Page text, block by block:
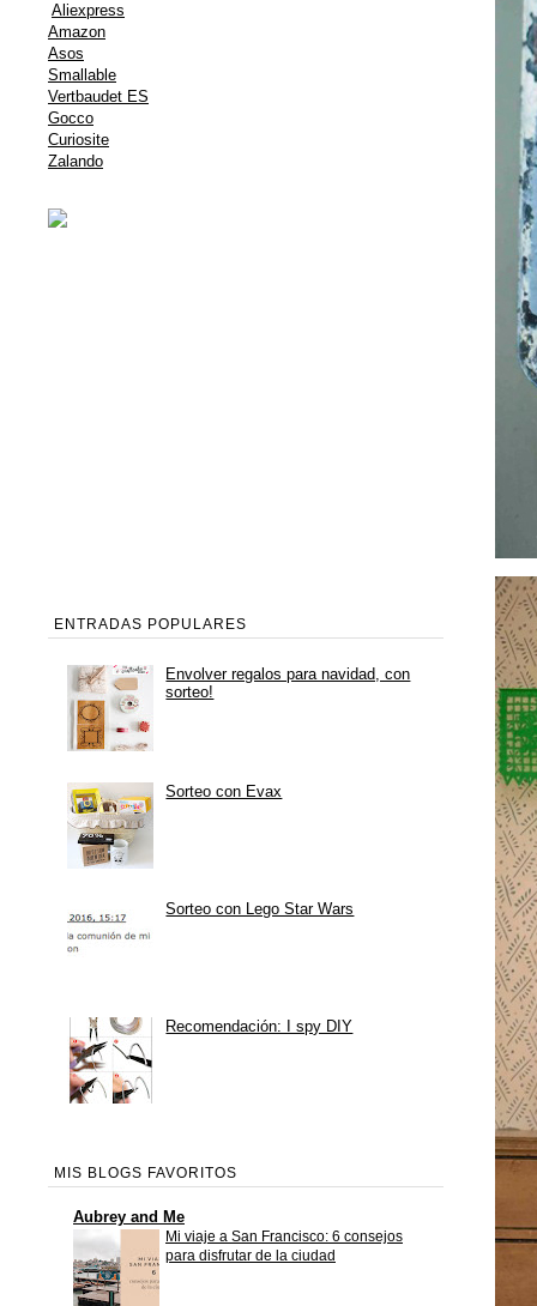
Aliexpress
Amazon
Asos
Smallable
Vertbaudet ES
Gocco
Curiosite
Zalando
ENTRADAS POPULARES
Envolver regalos para navidad, con
sorteo!
Sorteo con Evax
Sorteo con Lego Star Wars
Recomendación: I spy DIY
MIS BLOGS FAVORITOS
Aubrey and Me
Mi viaje a San Francisco: 6 consejos
para disfrutar de la ciudad